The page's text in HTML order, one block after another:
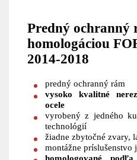
Predný ochranný
homologáciou
2014-2018
predný ochranný rám
vysoko kvalitné
ocele
vyrobený z jedného
technológií
žiadne zbytočné zvary,
montážne príslušenstvo
homologované